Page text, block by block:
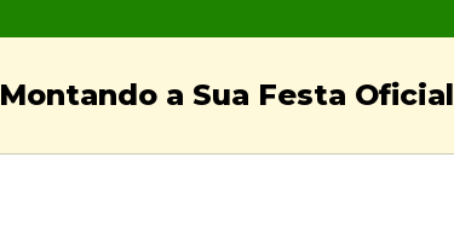
Montando a Sua Festa Oficial